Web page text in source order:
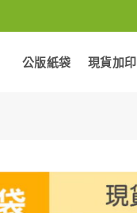
公版紙袋 現貨加印